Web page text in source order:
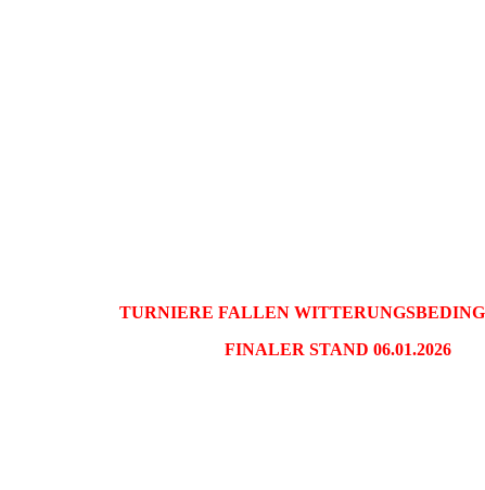
TURNIERE FALLEN
FINALER STAND 06.01.2026